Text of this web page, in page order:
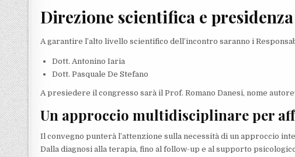
Direzione scientifica e presidenza
A garantire l’alto livello scientifico dell’incontro saranno i
Dott. Antonino Iaria
Dott. Pasquale De Stefano
A presiedere il congresso sarà il Prof. Romano Danesi, nome
Un approccio multidisciplinare per
Il convegno punterà l’attenzione sulla necessità di un approccio
Dalla diagnosi alla terapia, fino al follow-up e al supporto